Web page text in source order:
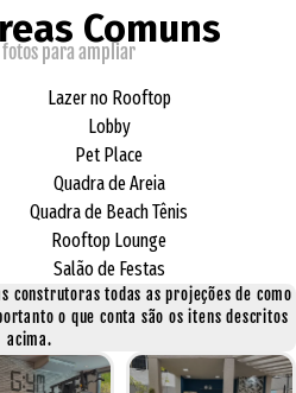
Comuns
fotos para ampliar
Lazer no Rooftop
Lobby
Pet Place
Quadra de Areia
Quadra de Beach Tênis
Rooftop Lounge
Salão de Festas
construtoras todas as projeções de como
o que conta são os itens descritos
acima.